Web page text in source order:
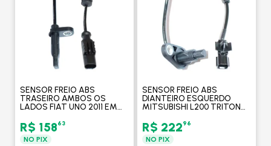
SENSOR FREIO ABS
TRASEIRO AMBOS OS
LADOS FIAT UNO 2011 EM
DIANTE / MOBI 2017 EM
DIANTE - MAXAUTO
R$ 15863
NO PIX
SENSOR FREIO ABS
DIANTEIRO ESQUERDO
MITSUBISHI L200 TRITON
MAXAUTO
R$ 22296
NO PIX